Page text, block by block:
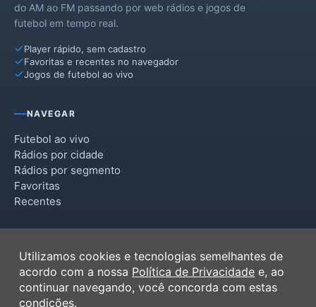
do AM ao FM passando por web rádios e jogos de
futebol em tempo real.
Player rápido, sem cadastro
Favoritas e recentes no navegador
Jogos de futebol ao vivo
NAVEGAR
Futebol ao vivo
Rádios por cidade
Rádios por segmento
Favoritas
Recentes
Termos de Uso
Política de Privacidade
Ferramentas
Utilizamos cookies e tecnologias semelhantes de
acordo com a nossa Política de Privacidade e, ao
continuar navegando, você concorda com estas
condições.